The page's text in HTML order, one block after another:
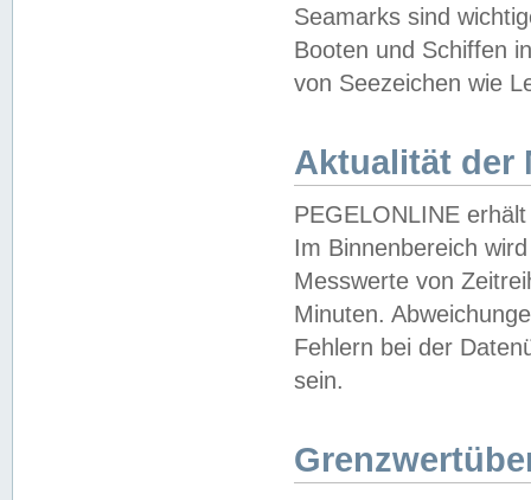
Seamarks sind
Booten und Schiffen
von Seezeichen wie
Aktualität der
PEGELONLINE
Im Binnenbereich
Messwerte von
Minuten.
Fehlern bei der
sein.